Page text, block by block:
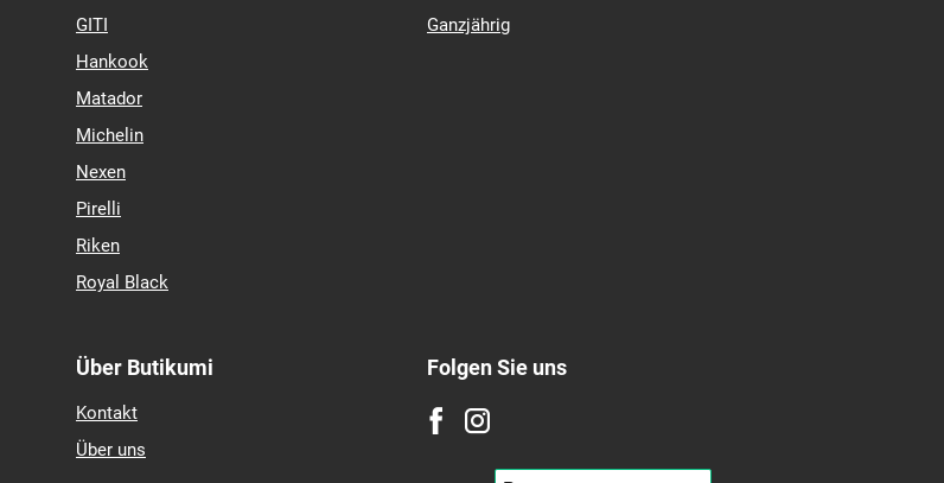
GITI
Hankook
Matador
Michelin
Nexen
Pirelli
Riken
Royal Black
Ganzjährig
Über Butikumi
Kontakt
Über uns
Folgen Sie uns